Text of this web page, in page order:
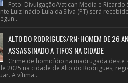
Foto: Divulgação/Vatican Media e Ricardo
Luiz Inácio Lula da Silva (PT) será
ALTO DO RODRIGUES/RN: HOMEM DE 26
ASSASSINADO A TIROS NA CIDADE
Crime de homicídio na madrugada deste
2025 na cidade de Alto do Rodrigues,
A vítima...